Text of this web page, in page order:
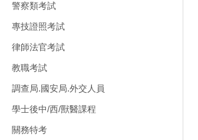
警察類考試
專技證照考試
律師法官考試
教職考試
調查局.國安局.外交人員
學士後中/西/獸醫課程
關務特考